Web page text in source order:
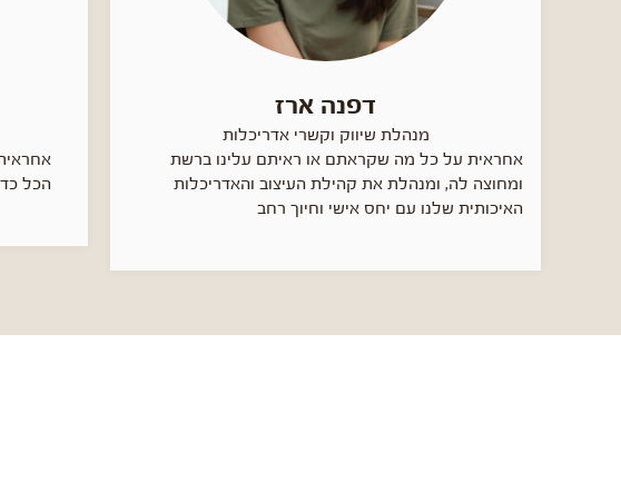
דפנה ארז
מנהלת שיווק וקשרי אדריכלות
אחראית על כל מה שקראתם או ראיתם עלינו ברשת
ומחוצה לה, ומנהלת את קהילת העיצוב והאדריכלות
האיכותית שלנו עם יחס אישי וחיוך רחב
הכל